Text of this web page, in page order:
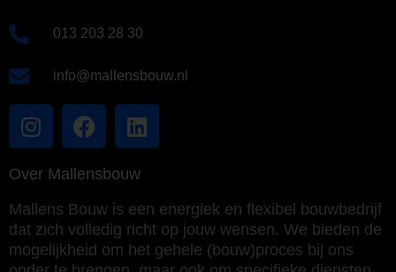
013 203 28 30
info@mallensbouw.nl
Over Mallensbouw
Mallens Bouw is een energiek en flexibel bouwbedrijf
dat zich volledig richt op jouw wensen. We bieden de
mogelijkheid om het gehele (bouw)proces bij ons